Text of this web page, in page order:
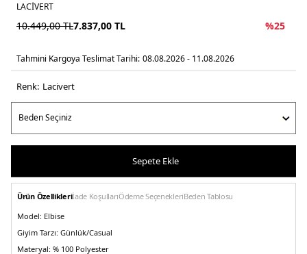
LACİVERT
10.449,00TL7.837,00 TL %25
Tahmini Kargoya Teslimat Tarihi: 08.08.2026 - 11.08.2026
Renk: laci̇vert
Sepete Ekle
Ürün Özellikleriİade KoşullarıÖdeme SeçenekleriBeden Tablosu
Model: Elbise
Giyim Tarzı: Günlük/Casual
Materyal: % 100 Polyester